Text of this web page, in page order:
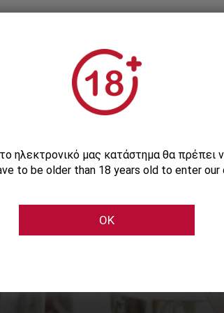
στο Newsletter
ηλεκτρονικό μας κατάστημα θα πρέπει
to be older than 18 years old to enter our
OK